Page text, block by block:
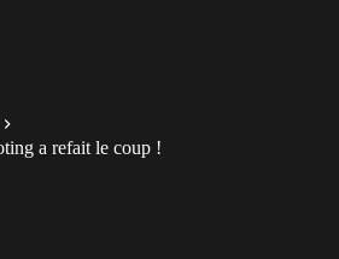
a refait le coup !